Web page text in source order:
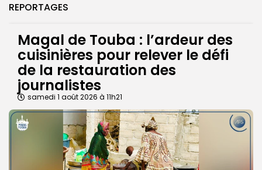
REPORTAGES
Magal de Touba : l’ardeur des
cuisinières pour relever le défi
de la restauration des
journalistes
samedi 1 août 2026 à 11h21